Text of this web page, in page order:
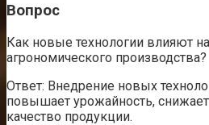
Вопрос
Как новые технологии влияют
агрономического производства?
Ответ: Внедрение новых
повышает урожайность,
качество продукции.